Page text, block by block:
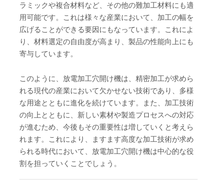
ラミックや複合材料など、その他の難加工材料にも適
用可能です。これは様々な産業において、加工の幅を
広げることができる要因にもなっています。これによ
り、材料選定の自由度が高まり、製品の性能向上にも
寄与しています。
このように、放電加工穴開け機は、精密加工が求めら
れる現代の産業において欠かせない技術であり、多様
な用途とともに進化を続けています。また、加工技術
の向上とともに、新しい素材や製造プロセスへの対応
が進むため、今後もその重要性は増していくと考えら
れます。これにより、ますます高度な加工技術が求め
られる時代において、放電加工穴開け機は中心的な役
割を担っていくことでしょう。